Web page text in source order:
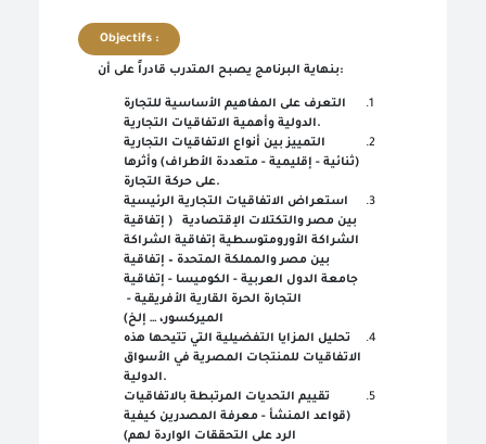
Objectifs :
بنهاية البرنامج يصبح المتدرب قادراً على أن:
التعرف على المفاهيم الأساسية للتجارة
الدولية وأهمية الاتفاقيات التجارية.
التمييز بين أنواع الاتفاقيات التجارية
(ثنائية - إقليمية - متعددة الأطراف) وأثرها
على حركة التجارة.
استعراض الاتفاقيات التجارية الرئيسية
بين مصر والتكتلات الإقتصادية ( إتفاقية
الشراكة الأورومتوسطية إتفاقية الشراكة
بين مصر والمملكة المتحدة – إتفاقية
جامعة الدول العربية - الكوميسا - إتفاقية
التجارة الحرة القارية الأفريقية -
الميركسور، … إلخ)
تحليل المزايا التفضيلية التي تتيحها هذه
الاتفاقيات للمنتجات المصرية في الأسواق
الدولية.
تقييم التحديات المرتبطة بالاتفاقيات
(قواعد المنشأ - معرفة المصدرين كيفية
الرد على التحققات الواردة لهم)